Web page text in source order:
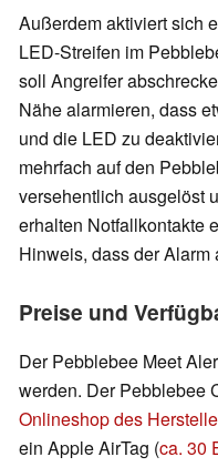
Außerdem aktiviert sich
LED-Streifen im
soll Angreifer
Nähe alarmieren, dass
und die LED zu
mehrfach auf den
versehentlich ausgelöst
erhalten Notfallkontakte
Hinweis, dass der Alarm
Preise und
Der Pebblebee Meet
werden. Der Pebblebee
Onlineshop des
ein Apple AirTag (ca. 30